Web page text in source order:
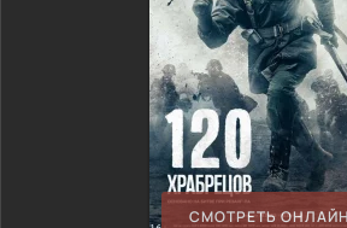
СМОТРЕТЬ ОНЛАЙН